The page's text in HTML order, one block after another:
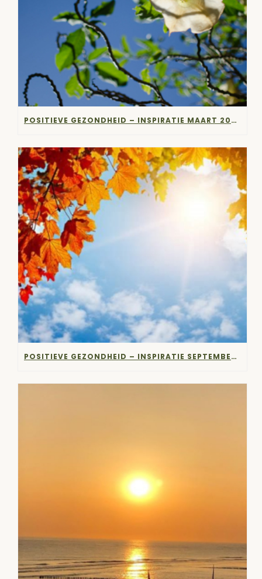
POSITIEVE GEZONDHEID – INSPIRATIE MAART 2024
POSITIEVE GEZONDHEID – INSPIRATIE SEPTEMBER 2023